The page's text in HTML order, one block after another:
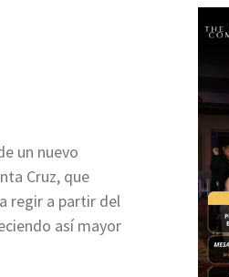
un nuevo
Cruz, que
regir a partir del
así mayor